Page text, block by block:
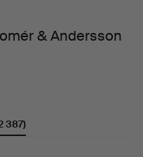
& Andersson
387)